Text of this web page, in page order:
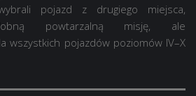
pojazd z drugiego miejsca,
powtarzalną misję, ale
wszystkich pojazdów poziomów IV–X